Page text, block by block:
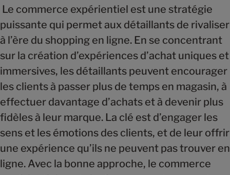
Le commerce expérientiel est une stratégie
puissante qui permet aux détaillants de rivaliser
à l’ère du shopping en ligne. En se concentrant
sur la création d’expériences d’achat uniques et
immersives, les détaillants peuvent encourager
les clients à passer plus de temps en magasin, à
effectuer davantage d’achats et à devenir plus
fidèles à leur marque. La clé est d’engager les
sens et les émotions des clients, et de leur offrir
une expérience qu’ils ne peuvent pas trouver en
ligne. Avec la bonne approche, le commerce